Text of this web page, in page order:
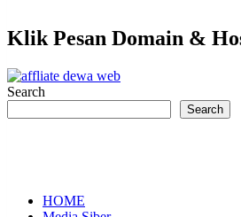
Klik Pesan Domain &
Search
Search
HOME